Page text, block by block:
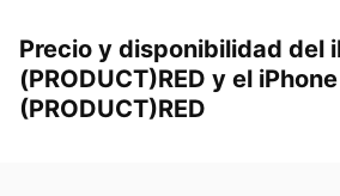
Precio y disponibilidad del
(PRODUCT)RED y el
(PRODUCT)RED